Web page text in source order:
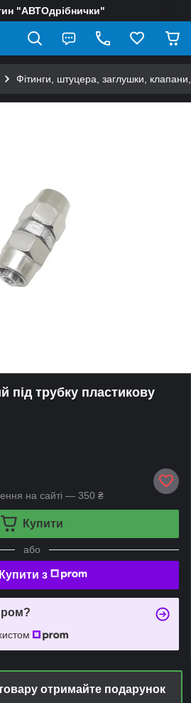
"АВТОдрібнички"
Фітинги, штуцера, заглушки,
під трубку пластикову
на сайті — 350 ₴
Купити
або
Купити з
отримайте подарунок